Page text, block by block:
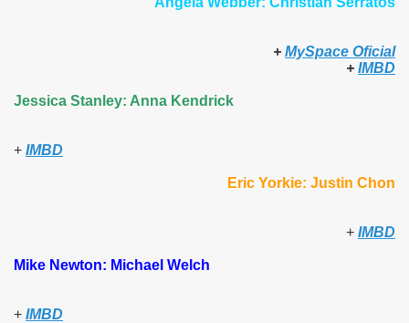
+ MySpace Oficial
+ IMBD
Jessica Stanley: Anna Kendrick
+ IMBD
Eric Yorkie: Justin Chon
+ IMBD
Mike Newton: Michael Welch
+ IMBD